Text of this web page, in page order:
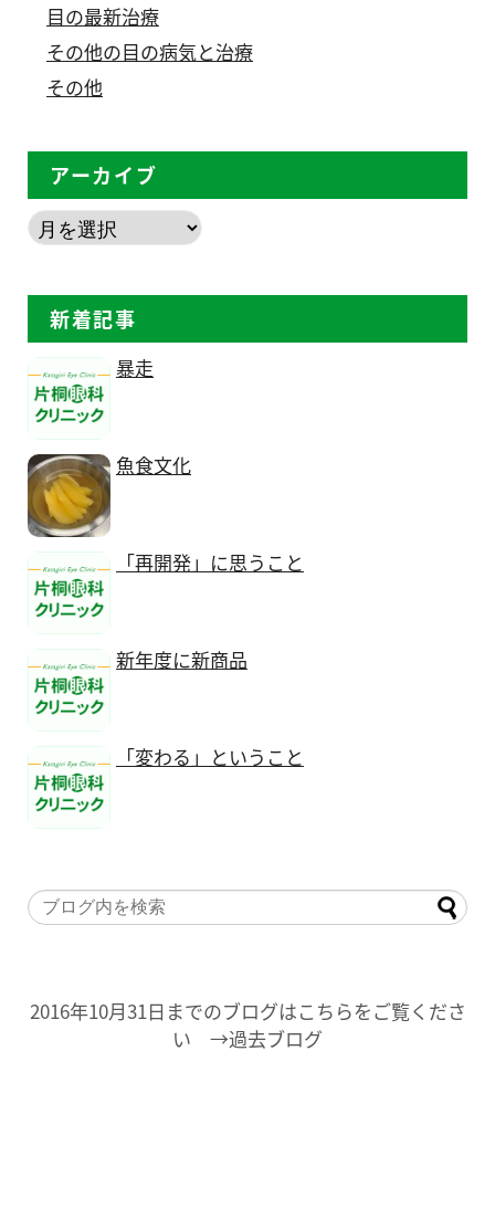
目の最新治療
その他の目の病気と治療
その他
アーカイブ
新着記事
暴走
魚食文化
「再開発」に思うこと
新年度に新商品
「変わる」ということ
2016年10月31日までのブログはこちらをご覧くださ
い →過去ブログ